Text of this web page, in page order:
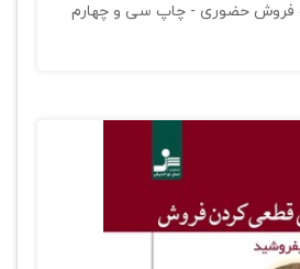
فروش حضوری - چاپ سی و چهارم